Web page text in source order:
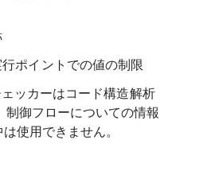
ポイントでの値の制限
ッカーはコード構造解析
制御フローについての情報
使用できません。